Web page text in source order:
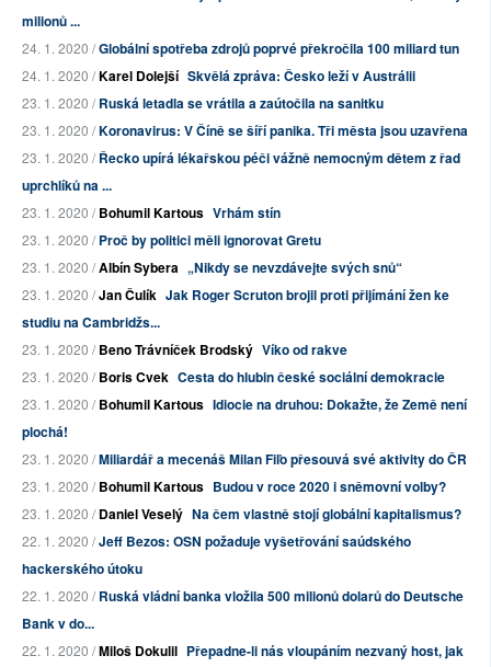
milionů ...
24. 1. 2020 /Globální spotřeba zdrojů poprvé překročila 100 miliard tun
24. 1. 2020 /Karel Dolejší Skvělá zpráva: Česko leží v Austrálii
23. 1. 2020 /Ruská letadla se vrátila a zaútočila na sanitku
23. 1. 2020 /Koronavirus: V Číně se šíří panika. Tři města jsou uzavřena
23. 1. 2020 /Řecko upírá lékařskou péči vážně nemocným dětem z řad
uprchlíků na ...
23. 1. 2020 /Bohumil Kartous Vrhám stín
23. 1. 2020 /Proč by politici měli ignorovat Gretu
23. 1. 2020 /Albín Sybera „Nikdy se nevzdávejte svých snů“
23. 1. 2020 /Jan Čulík Jak Roger Scruton brojil proti přijímání žen ke
studiu na Cambridžs...
23. 1. 2020 /Beno Trávníček Brodský Víko od rakve
23. 1. 2020 /Boris Cvek Cesta do hlubin české sociální demokracie
23. 1. 2020 /Bohumil Kartous Idiocie na druhou: Dokažte, že Země není
plochá!
23. 1. 2020 /Miliardář a mecenáš Milan Fiľo přesouvá své aktivity do ČR
23. 1. 2020 /Bohumil Kartous Budou v roce 2020 i sněmovní volby?
23. 1. 2020 /Daniel Veselý Na čem vlastně stojí globální kapitalismus?
22. 1. 2020 /Jeff Bezos: OSN požaduje vyšetřování saúdského
hackerského útoku
22. 1. 2020 /Ruská vládní banka vložila 500 milionů dolarů do Deutsche
Bank v do...
22. 1. 2020 /Miloš Dokulil Přepadne-li nás vloupáním nezvaný host, jak